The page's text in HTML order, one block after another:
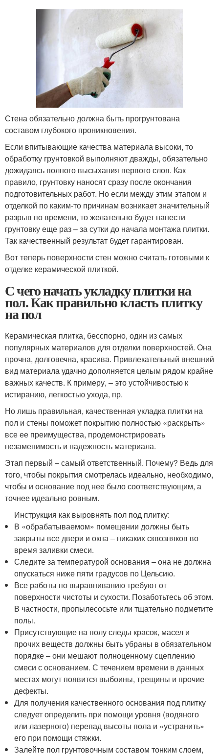
Стена обязательно должна быть прогрунтована
составом глубокого проникновения.
Если впитывающие качества материала высоки, то
обработку грунтовкой выполняют дважды, обязательно
дожидаясь полного высыхания первого слоя. Как
правило, грунтовку наносят сразу после окончания
подготовительных работ. Но если между этим этапом и
отделкой по каким-то причинам возникает значительный
разрыв по времени, то желательно будет нанести
грунтовку еще раз – за сутки до начала монтажа плитки.
Так качественный результат будет гарантирован.
Вот теперь поверхности стен можно считать готовыми к
отделке керамической плиткой.
С чего начать укладку плитки на
пол. Как правильно класть плитку
на пол
Керамическая плитка, бесспорно, один из самых
популярных материалов для отделки поверхностей. Она
прочна, долговечна, красива. Привлекательный внешний
вид материала удачно дополняется целым рядом крайне
важных качеств. К примеру, – это устойчивостью к
истиранию, легкостью ухода, пр.
Но лишь правильная, качественная укладка плитки на
пол и стены поможет покрытию полностью «раскрыть»
все ее преимущества, продемонстрировать
незаменимость и надежность материала.
Этап первый – самый ответственный. Почему? Ведь для
того, чтобы покрытия смотрелась идеально, необходимо,
чтобы и основание под нее было соответствующим, а
точнее идеально ровным.
Инструкция как выровнять пол под плитку:
В «обрабатываемом» помещении должны быть
закрыты все двери и окна – никаких сквозняков во
время заливки смеси.
Следите за температурой основания – она не должна
опускаться ниже пяти градусов по Цельсию.
Все работы по выравниванию требуют от
поверхности чистоты и сухости. Позаботьтесь об этом.
В частности, пропылесосьте или тщательно подметите
полы.
Присутствующие на полу следы красок, масел и
прочих веществ должны быть убраны в обязательном
порядке – они мешают полноценному сцеплению
смеси с основанием. С течением времени в данных
местах могут появится выбоины, трещины и прочие
дефекты.
Для получения качественного основания под плитку
следует определить при помощи уровня (водяного
или лазерного) перепад высоты пола и «устранить»
его при помощи стяжки.
Залейте пол грунтовочным составом тонким слоем,